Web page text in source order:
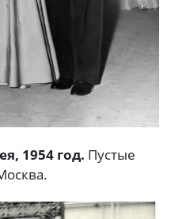
1954 год. Пустые